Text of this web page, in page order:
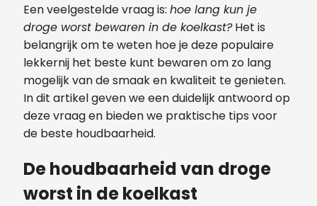
Een veelgestelde vraag is: hoe lang kun je
droge worst bewaren in de koelkast?Het is
belangrijk om te weten hoe je deze populaire
lekkernij het beste kunt bewaren om zo lang
mogelijk van de smaak en kwaliteit te genieten.
In dit artikel geven we een duidelijk antwoord op
deze vraag en bieden we praktische tips voor
de beste houdbaarheid.
De houdbaarheid van droge
worst in de koelkast